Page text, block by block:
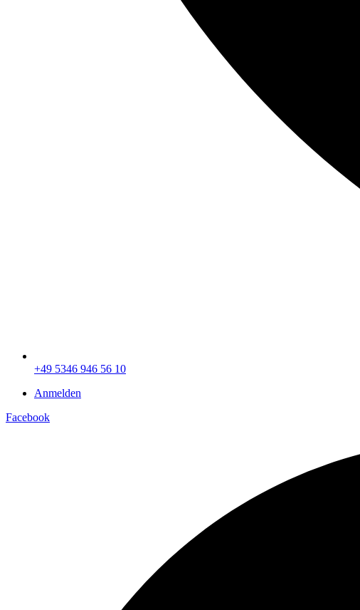
+49 5346 946 56 10
Anmelden
Facebook